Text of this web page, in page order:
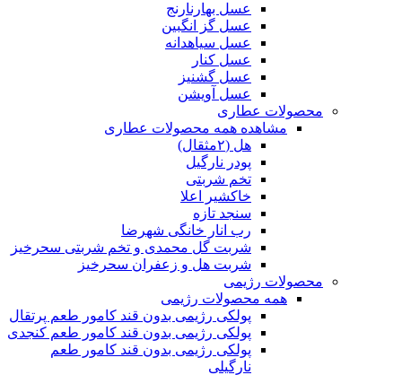
عسل بهارنارنج
عسل گز انگبین
عسل سیاهدانه
عسل کنار
عسل گشنیز
عسل آویشن
محصولات عطاری
مشاهده همه محصولات عطاری
هل (۲مثقال)
پودر نارگیل
تخم شربتی
خاکشیر اعلا
سنجد تازه
رب انار خانگی شهرضا
شربت گل محمدی و تخم شربتی سحرخیز
شربت هل و زعفران سحرخیز
محصولات رژیمی
همه محصولات رژیمی
پولکی رژیمی بدون قند کامور طعم پرتقال
پولکی رژیمی بدون قند کامور طعم کنجدی
پولکی رژیمی بدون قند کامور طعم
نارگیلی